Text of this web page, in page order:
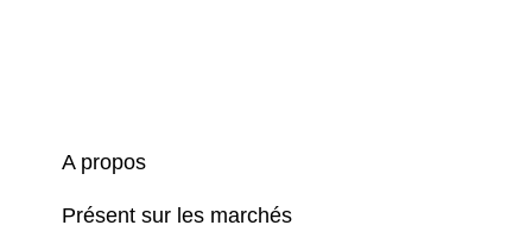
A propos
Présent sur les marchés